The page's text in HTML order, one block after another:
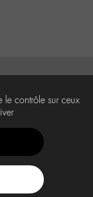
le contrôle sur ceux